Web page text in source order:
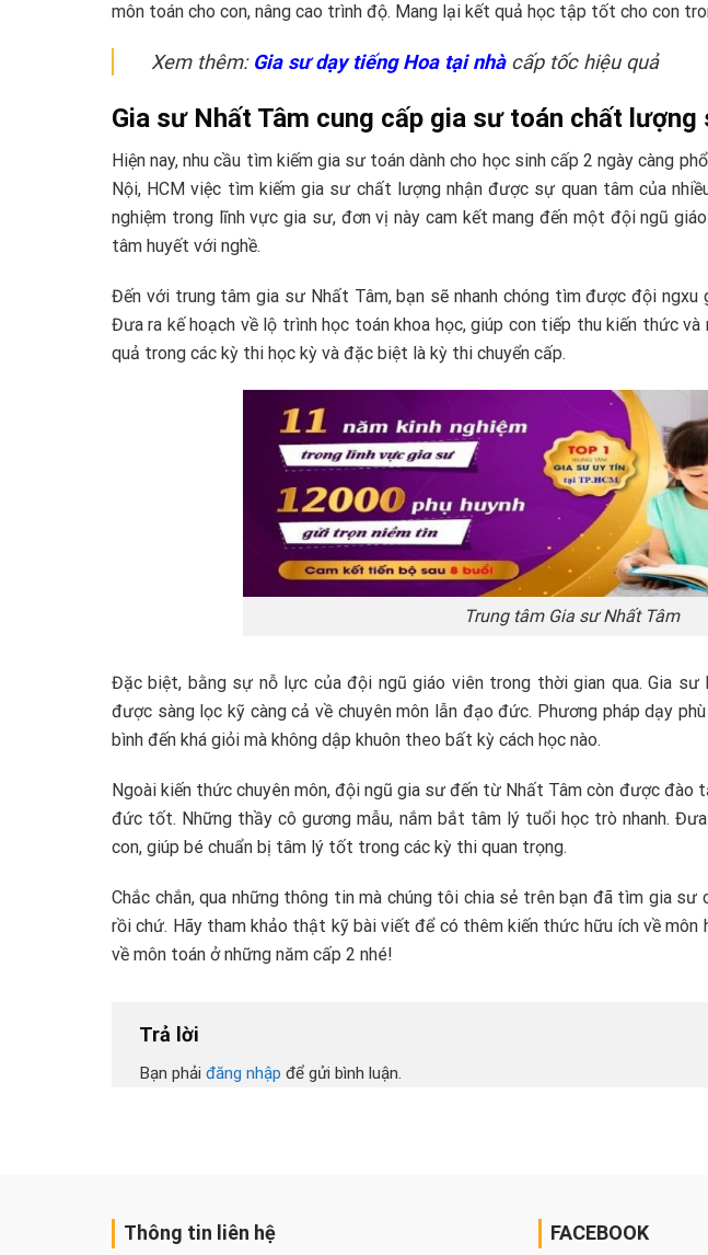
môn toán cho con, nâng cao trình độ. Mang lại kết quả học tập tốt cho con
Xem thêm: Gia sư dạy tiếng Hoa tại nhàcấp tốc hiệu quả
Gia sư Nhất Tâm cung cấp gia sư toán chất lượng
Hiện nay, nhu cầu tìm kiếm gia sư toán dành cho học sinh cấp 2 ngày càng
Nội, HCM việc tìm kiếm gia sư chất lượng nhận được sự quan tâm của
nghiệm trong lĩnh vực gia sư, đơn vị này cam kết mang đến một đội ngũ
tâm huyết với nghề.
Đến với trung tâm gia sư Nhất Tâm, bạn sẽ nhanh chóng tìm được đội
Đưa ra kế hoạch về lộ trình học toán khoa học, giúp con tiếp thu kiến thức
quả trong các kỳ thi học kỳ và đặc biệt là kỳ thi chuyển cấp.
Trung tâm Gia sư Nhất Tâm
Đặc biệt, bằng sự nỗ lực của đội ngũ giáo viên trong thời gian qua. Gia sư
được sàng lọc kỹ càng cả về chuyên môn lẫn đạo đức. Phương pháp dạy
bình đến khá giỏi mà không dập khuôn theo bất kỳ cách học nào.
Ngoài kiến thức chuyên môn, đội ngũ gia sư đến từ Nhất Tâm còn được đào
đức tốt. Những thầy cô gương mẫu, nắm bắt tâm lý tuổi học trò nhanh.
con, giúp bé chuẩn bị tâm lý tốt trong các kỳ thi quan trọng.
Chắc chắn, qua những thông tin mà chúng tôi chia sẻ trên bạn đã tìm gia sư
rồi chứ. Hãy tham khảo thật kỹ bài viết để có thêm kiến thức hữu ích về
về môn toán ở những năm cấp 2 nhé!
Trả lời
Bạn phải đăng nhập để gửi bình luận.
Thông tin liên hệ FACEBOOK